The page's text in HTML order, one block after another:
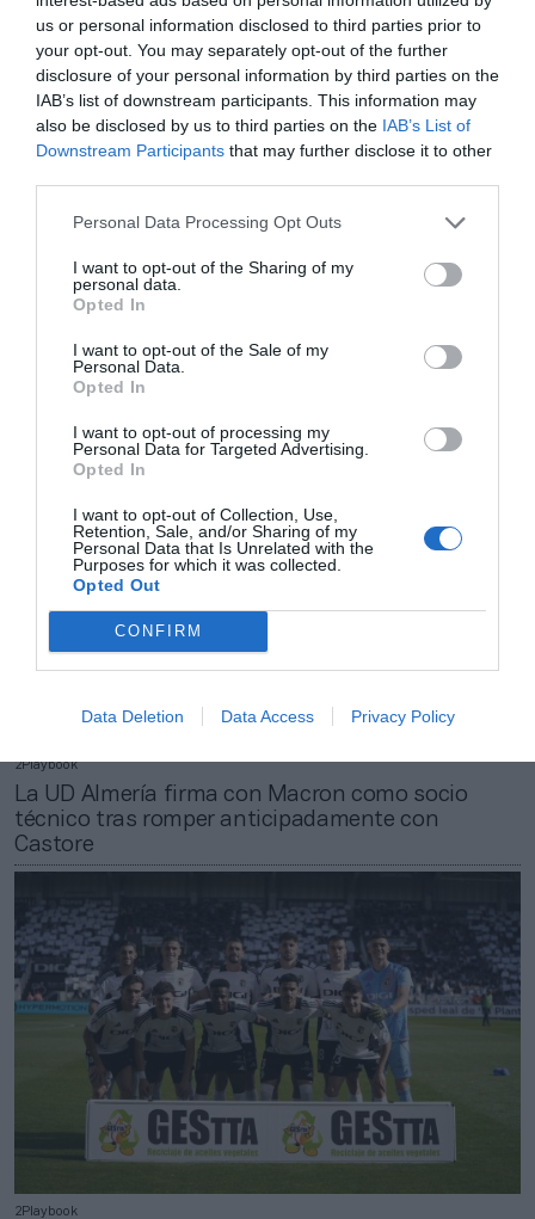
us or personal information disclosed to third parties prior to
your opt-out. You may separately opt-out of the further
disclosure of your personal information by third parties on the
IAB’s list of downstream participants. This information may
also be disclosed by us to third parties on the IAB’s List of
Downstream Participants that may further disclose it to other
Personal Data Processing Opt Outs
I want to opt-out of the Sharing of my
personal data.
Opted In
I want to opt-out of the Sale of my
Personal Data.
Opted In
I want to opt-out of processing my
Personal Data for Targeted Advertising.
Opted In
I want to opt-out of Collection, Use,
Retention, Sale, and/or Sharing of my
Personal Data that Is Unrelated with the
Purposes for which it was collected.
Opted Out
CONFIRM
Data Deletion Data Access Privacy Policy
2Playbook
La Cultural y Deportiva Leonesa firma a Macron
como socio técnico tras su vuelta a LaLiga
2Playbook
La UD Almería firma con Macron como socio
técnico tras romper anticipadamente con
Castore
2Playbook